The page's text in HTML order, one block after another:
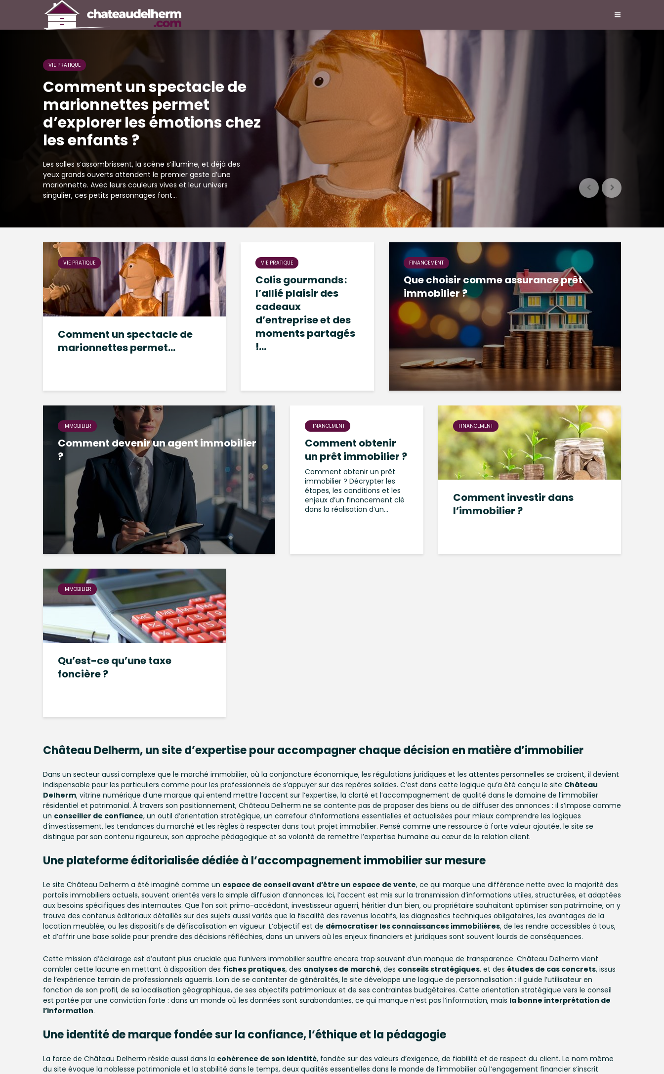
VIE PRATIQUE
Comment un spectacle de
marionnettes permet
d’explorer les émotions chez
les enfants ?
Les salles s’assombrissent, la scène s’illumine, et déjà des
yeux grands ouverts attendent le premier geste d’une
marionnette. Avec leurs couleurs vives et leur univers
singulier, ces petits personnages font...
VIE PRATIQUE
Comment un spectacle de
marionnettes permet...
VIE PRATIQUE
Colis gourmands :
l’allié plaisir des
cadeaux
d’entreprise et des
moments partagés
!...
FINANCEMENT
Que choisir comme assurance prêt
immobilier ?
IMMOBILIER
Comment devenir un agent immobilier
?
FINANCEMENT
Comment obtenir
un prêt immobilier ?
Comment obtenir un prêt
immobilier ? Décrypter les
étapes, les conditions et les
enjeux d’un financement clé
dans la réalisation d’un...
FINANCEMENT
Comment investir dans
l’immobilier ?
IMMOBILIER
Qu’est-ce qu’une taxe
foncière ?
Château Delherm, un site d’expertise pour accompagner chaque décision en matière d’immobilier
Dans un secteur aussi complexe que le marché immobilier, où la conjoncture économique, les régulations juridiques et les attentes personnelles se croisent, il devient
indispensable pour les particuliers comme pour les professionnels de s’appuyer sur des repères solides. C’est dans cette logique qu’a été conçu le site Château
Delherm, vitrine numérique d’une marque qui entend mettre l’accent sur l’expertise, la clarté et l’accompagnement de qualité dans le domaine de l’immobilier
résidentiel et patrimonial. À travers son positionnement, Château Delherm ne se contente pas de proposer des biens ou de diffuser des annonces : il s’impose comme
un conseiller de confiance, un outil d’orientation stratégique, un carrefour d’informations essentielles et actualisées pour mieux comprendre les logiques
d’investissement, les tendances du marché et les règles à respecter dans tout projet immobilier. Pensé comme une ressource à forte valeur ajoutée, le site se
distingue par son contenu rigoureux, son approche pédagogique et sa volonté de remettre l’expertise humaine au cœur de la relation client.
Une plateforme éditorialisée dédiée à l’accompagnement immobilier sur mesure
Le site Château Delherm a été imaginé comme un espace de conseil avant d’être un espace de vente, ce qui marque une différence nette avec la majorité des
portails immobiliers actuels, souvent orientés vers la simple diffusion d’annonces. Ici, l’accent est mis sur la transmission d’informations utiles, structurées, et adaptées
aux besoins spécifiques des internautes. Que l’on soit primo-accédant, investisseur aguerri, héritier d’un bien, ou propriétaire souhaitant optimiser son patrimoine, on y
trouve des contenus éditoriaux détaillés sur des sujets aussi variés que la fiscalité des revenus locatifs, les diagnostics techniques obligatoires, les avantages de la
location meublée, ou les dispositifs de défiscalisation en vigueur. L’objectif est de démocratiser les connaissances immobilières, de les rendre accessibles à tous,
et d’offrir une base solide pour prendre des décisions réfléchies, dans un univers où les enjeux financiers et juridiques sont souvent lourds de conséquences.
Cette mission d’éclairage est d’autant plus cruciale que l’univers immobilier souffre encore trop souvent d’un manque de transparence. Château Delherm vient
combler cette lacune en mettant à disposition des fiches pratiques, des analyses de marché, des conseils stratégiques, et des études de cas concrets, issus
de l’expérience terrain de professionnels aguerris. Loin de se contenter de généralités, le site développe une logique de personnalisation : il guide l’utilisateur en
fonction de son profil, de sa localisation géographique, de ses objectifs patrimoniaux et de ses contraintes budgétaires. Cette orientation stratégique vers le conseil
est portée par une conviction forte : dans un monde où les données sont surabondantes, ce qui manque n’est pas l’information, mais la bonne interprétation de
l’information.
Une identité de marque fondée sur la confiance, l’éthique et la pédagogie
La force de Château Delherm réside aussi dans la cohérence de son identité, fondée sur des valeurs d’exigence, de fiabilité et de respect du client. Le nom même
du site évoque la noblesse patrimoniale et la stabilité dans le temps, deux qualités essentielles dans le monde de l’immobilier où l’engagement financier s’inscrit